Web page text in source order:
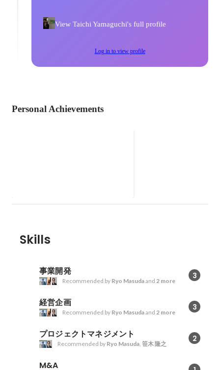
View Taichi Yamaguchi's full profile
Log in to view profile
Personal Achievements
のM&Aプロセスを支援。 -M&A
援 -ディールプロセスの管理支
援、財務・税務・法務デューディ
のアレンジ、ディール関係者との
折衝、検討会議の司会進行、契約
創出/バリューアップに向けた施策
検討および実行支援
Skills
事業開発 3
Recommended by Ryo Masudaand 2 more
経営企画 3
Recommended by Ryo Masudaand 2 more
プロジェクトマネジメント 2
Recommended by Ryo Masuda, 笹木 隆之
M&A